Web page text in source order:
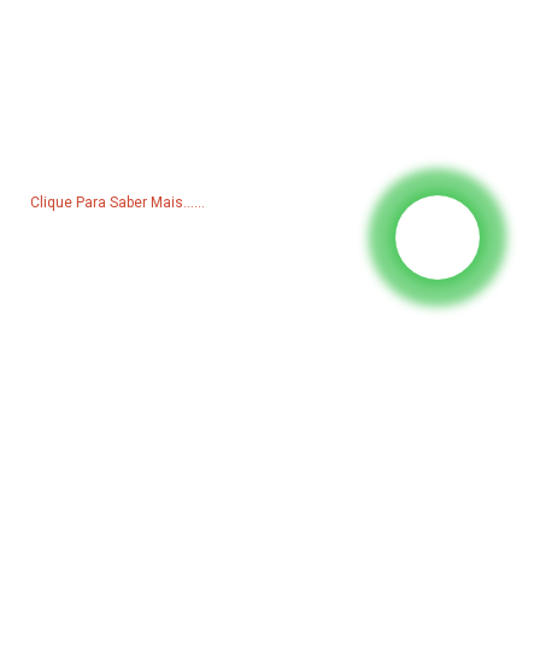
Clique Para Saber Mais......